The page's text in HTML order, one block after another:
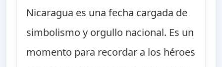
Nicaragua es una fecha cargada de
simbolismo y orgullo nacional. Es un
momento para recordar a los héroes